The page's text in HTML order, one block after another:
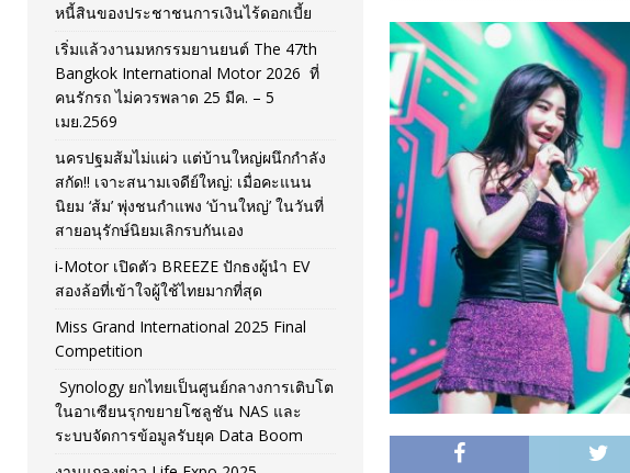
หนี้สินของประชาชนการเงินไร้ดอกเบี้ย
เริ่มแล้วงานมหกรรมยานยนต์ The 47th
Bangkok International Motor 2026 ที่
คนรักรถ ไม่ควรพลาด 25 มีค. – 5
เมย.2569
นครปฐมส้มไม่แผ่ว แต่บ้านใหญ่ผนึกกำลัง
สกัด!! เจาะสนามเจดีย์ใหญ่: เมื่อคะแนน
นิยม ‘ส้ม’ พุ่งชนกำแพง ‘บ้านใหญ่’ ในวันที่
สายอนุรักษ์นิยมเลิกรบกันเอง
i-Motor เปิดตัว BREEZE ปักธงผู้นำ EV
สองล้อที่เข้าใจผู้ใช้ไทยมากที่สุด
Miss Grand International 2025 Final
Competition
Synology ยกไทยเป็นศูนย์กลางการเติบโต
ในอาเซียนรุกขยายโซลูชัน NAS และ
ระบบจัดการข้อมูลรับยุค Data Boom